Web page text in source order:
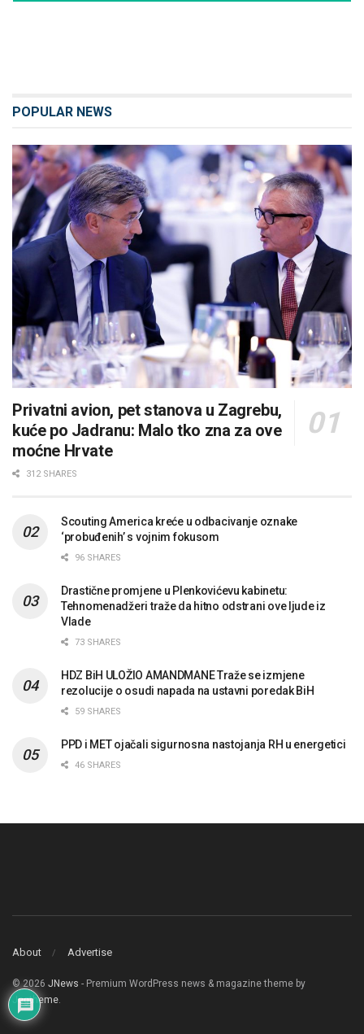
POPULAR NEWS
Privatni avion, pet stanova u Zagrebu,
kuće po Jadranu: Malo tko zna za ove
moćne Hrvate
312 SHARES
Scouting America kreće u odbacivanje oznake
‘probuđenih’ s vojnim fokusom
96 SHARES
Drastične promjene u Plenkovićevu kabinetu:
Tehnomenadžeri traže da hitno odstrani ove ljude iz
Vlade
73 SHARES
HDZ BiH ULOŽIO AMANDMANE Traže se izmjene
rezolucije o osudi napada na ustavni poredak BiH
59 SHARES
PPD i MET ojačali sigurnosna nastojanja RH u energetici
46 SHARES
About Advertise
© 2026 JNews - Premium WordPress news & magazine theme by
Jegtheme.